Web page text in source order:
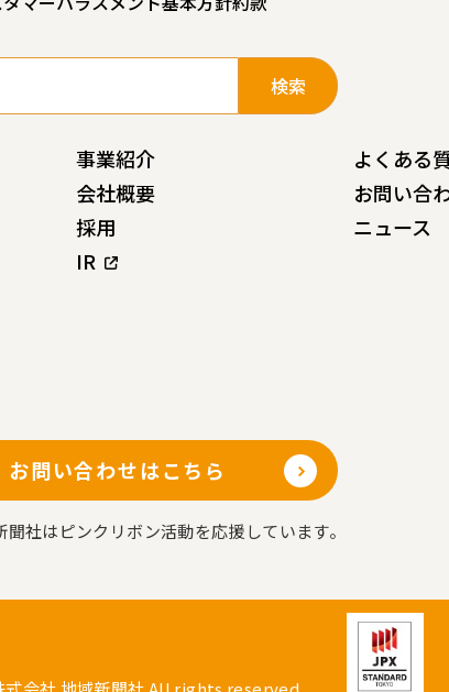
事業紹介
会社概要
採用
IR
よくある
お問い合
ニュース
お問い合わせはこちら
社はピンクリボン活動を応援しています。